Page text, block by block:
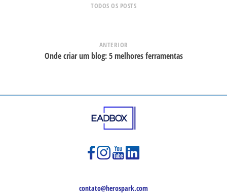
TODOS OS POSTS
ANTERIOR
Onde criar um blog: 5 melhores ferramentas
contato@herospark.com